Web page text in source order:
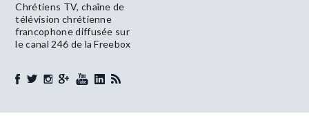
Chrétiens TV, chaîne de
télévision chrétienne
francophone diffusée sur
le canal 246 de la Freebox